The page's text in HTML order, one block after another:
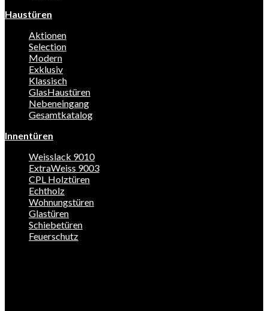
Haustüren
Aktionen
Selection
Modern
Exklusiv
Klassisch
GlasHaustüren
Nebeneingang
Gesamtkatalog
Innentüren
Weisslack 9010
ExtraWeiss 9003
CPL Holztüren
Echtholz
Wohnungstüren
Glastüren
Schiebetüren
Feuerschutz